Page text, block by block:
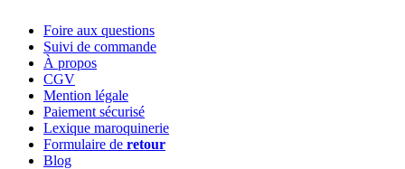
Foire aux questions
Suivi de commande
À propos
CGV
Mention légale
Paiement sécurisé
Lexique maroquinerie
Formulaire de retour
Blog